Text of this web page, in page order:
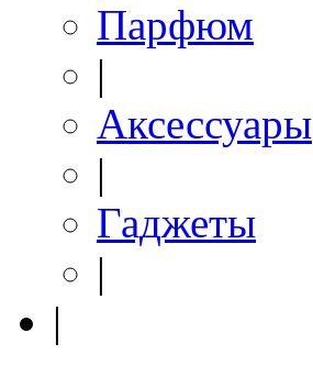
Парфюм
|
Аксессуары
|
Гаджеты
|
|